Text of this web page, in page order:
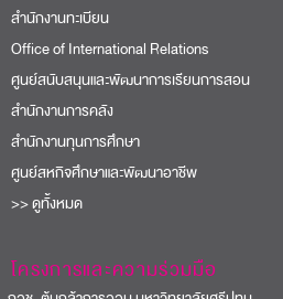
สำนักงานทะเบียน
Office of International Relations
ศูนย์สนับสนุนและพัฒนาการเรียนการสอน
สำนักงานการคลัง
สำนักงานทุนการศึกษา
ศูนย์สหกิจศึกษาและพัฒนาอาชีพ
>> ดูทั้งหมด
โครงการและความร่วมมือ